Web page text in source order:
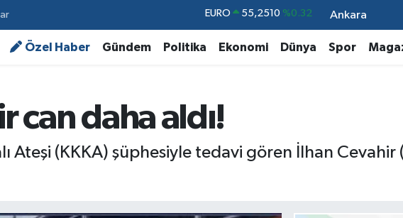
STERLİN 64,4811 %0.38
GRAM ALTIN 6660.55 %0.03
DOLAR
%0.32
Ankara
Özel Haber Gündem Politika Ekonomi Dünya Spor
can daha aldı!
Ateşi (KKKA) şüphesiyle tedavi gören İlhan Cevahir